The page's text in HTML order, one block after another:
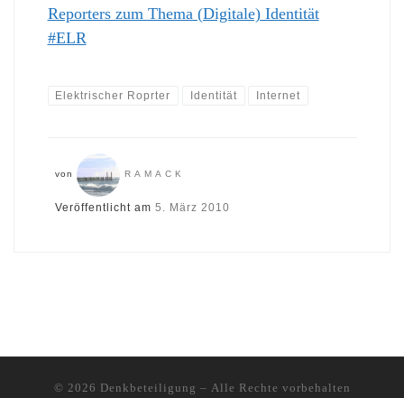
Reporters zum Thema (Digitale) Identität
#ELR
Elektrischer Roprter Identität Internet
von RAMACK
Veröffentlicht am 5. März 2010
© 2026 Denkbeteiligung – Alle Rechte vorbehalten